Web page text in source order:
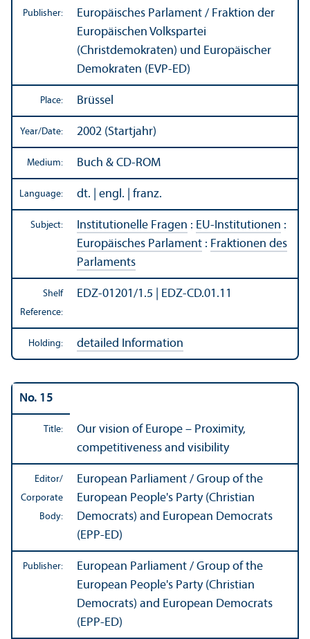
Publisher:
Europäisches Parlament / Fraktion der
Europäischen Volkspartei
(Christdemokraten) und Europäischer
Demokraten (EVP-ED)
Place: Brüssel
Year/Date: 2002 (Startjahr)
Medium: Buch & CD-ROM
Language: dt. | engl. | franz.
Subject: Institutionelle Fragen : EU-Institutionen :
Europäisches Parlament : Fraktionen des
Parlaments
Shelf
Reference:
EDZ-01201/1.5 | EDZ-CD.01.11
Holding: detailed Information
No. 15
Title:
Our vision of Europe – Proximity,
competitiveness and visibility
Editor/
Corporate
Body:
European Parliament / Group of the
European People's Party (Christian
Democrats) and European Democrats
(EPP-ED)
Publisher:
European Parliament / Group of the
European People's Party (Christian
Democrats) and European Democrats
(EPP-ED)